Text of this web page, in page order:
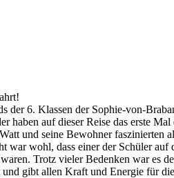
6. Klassen der Sophie-von-
auf dieser Reise das erste
und seine Bewohner
wohl, dass einer der Schüler
Trotz vieler Bedenken war es
gibt allen Kraft und Energie für